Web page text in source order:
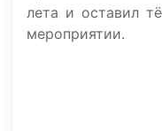
лета и оставил
мероприятии.